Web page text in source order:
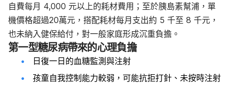
自費每月 4,000 元以上的耗材費用；至於胰島素幫浦，單
機價格超過20萬元，搭配耗材每月支出約 5 千至 8 千元，
也未納入健保給付，對一般家庭形成沉重負擔。
第一型糖尿病帶來的心理負擔
日復一日的血糖監測與注射
孩童自我控制能力較弱，可能抗拒打針、未按時注射